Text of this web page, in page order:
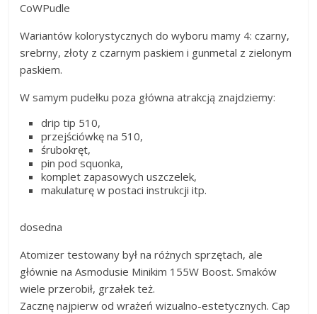
CoWPudle
Wariantów kolorystycznych do wyboru mamy 4: czarny,
srebrny, złoty z czarnym paskiem i gunmetal z zielonym
paskiem.
W samym pudełku poza główna atrakcją znajdziemy:
drip tip 510,
przejściówkę na 510,
śrubokręt,
pin pod squonka,
komplet zapasowych uszczelek,
makulaturę w postaci instrukcji itp.
dosedna
Atomizer testowany był na różnych sprzętach, ale
głównie na Asmodusie Minikim 155W Boost. Smaków
wiele przerobił, grzałek też.
Zacznę najpierw od wrażeń wizualno-estetycznych. Cap